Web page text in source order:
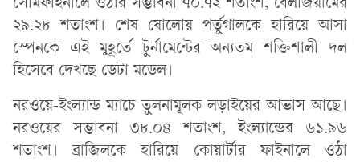
সেমিফাইনালে ওঠার সম্ভাবনা ৭০.৭২ শতাংশ, বেলজিয়ামের
২৯.২৮ শতাংশ। শেষ ষোলোয় পর্তুগালকে হারিয়ে আসা
স্পেনকে এই মুহূর্তে টুর্নামেন্টের অন্যতম শক্তিশালী দল
হিসেবে দেখছে ডেটা মডেল।
নরওয়ে-ইংল্যান্ড ম্যাচে তুলনামূলক লড়াইয়ের আভাস আছে।
নরওয়ের সম্ভাবনা ৩৮.০৪ শতাংশ, ইংল্যান্ডের ৬১.৯৬
শতাংশ। ব্রাজিলকে হারিয়ে কোয়ার্টার ফাইনালে ওঠা